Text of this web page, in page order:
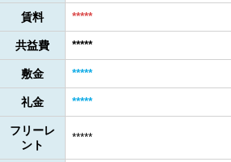
賃料 *****
共益費 *****
敷金 *****
礼金 *****
フリーレ
ント
*****